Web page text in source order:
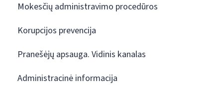
Mokesčių administravimo procedūros
Korupcijos prevencija
Pranešėjų apsauga. Vidinis kanalas
Administracinė informacija